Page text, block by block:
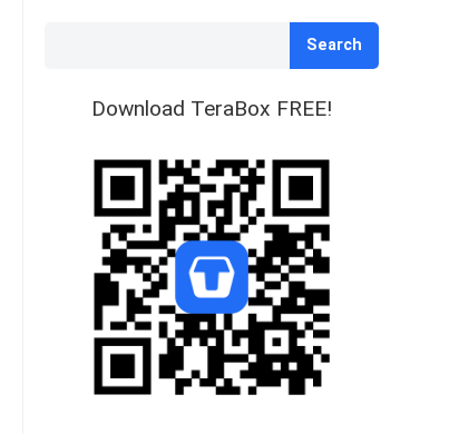
Search
Download TeraBox FREE!